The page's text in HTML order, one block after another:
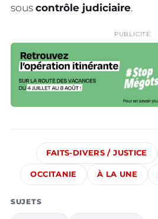
sous contrôle judiciaire.
PUBLICITÉ
FAITS-DIVERS / JUSTICE
OCCITANIE À LA UNE
SUJETS